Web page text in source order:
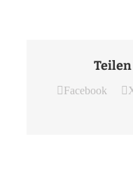
Teilen
Facebook